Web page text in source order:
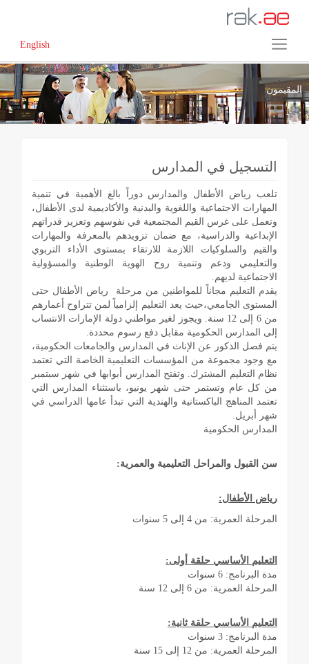
English
المقيمون
التسجيل في المدارس
تلعب رياض الأطفال والمدارس دوراً بالغ الأهمية في تنمية
المهارات الاجتماعية واللغوية والبدنية والأكاديمية لدى الأطفال،
وتعمل على غرس القيم المجتمعية في نفوسهم وتعزيز قدراتهم
الإبداعية والدراسية، مع ضمان تزويدهم بالمعرفة والمهارات
والقيم والسلوكيات اللازمة للارتقاء بمستوى الأداء التربوي
والتعليمي ودعم وتنمية روح الهوية الوطنية والمسؤولية
الاجتماعية لديهم.
يقدم التعليم مجاناً للمواطنين من مرحلة رياض الأطفال حتى
المستوى الجامعي،حيث يعد التعليم إلزامياً لمن تتراوح أعمارهم
من 6 إلى 12 سنة. ويجوز لغير مواطني دولة الإمارات الانتساب
إلى المدارس الحكومية مقابل دفع رسوم محددة.
يتم فصل الذكور عن الإناث في المدارس والجامعات الحكومية،
مع وجود مجموعة من المؤسسات التعليمية الخاصة التي تعتمد
نظام التعليم المشترك. وتفتح المدارس أبوابها في شهر سبتمبر
من كل عام وتستمر حتى شهر يونيو، باستثناء المدارس التي
تعتمد المناهج الباكستانية والهندية التي تبدأ عامها الدراسي في
شهر أبريل.
المدارس الحكومية
سن القبول والمراحل التعليمية والعمرية:
رياض الأطفال:
المرحلة العمرية: من 4 إلى 5 سنوات
التعليم الأساسي حلقة أولى:
مدة البرنامج: 6 سنوات
المرحلة العمرية: من 6 إلى 12 سنة
التعليم الأساسي حلقة ثانية:
مدة البرنامج: 3 سنوات
المرحلة العمرية: من 12 إلى 15 سنة